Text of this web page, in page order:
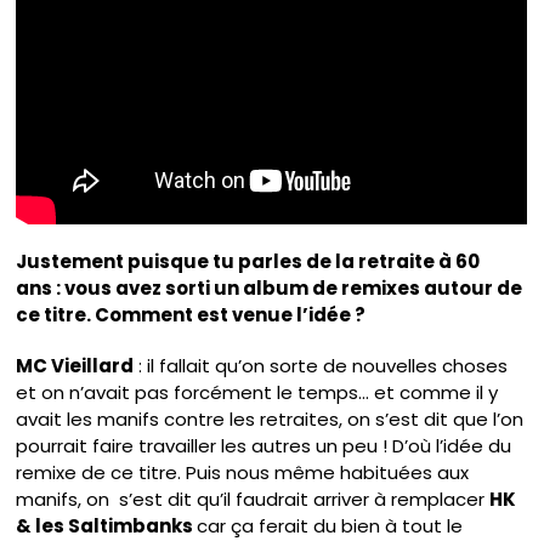
Justement puisque tu parles de la retraite à 60
ans : vous avez sorti un album de remixes autour de
ce titre. Comment est venue l’idée ?
MC Vieillard : il fallait qu’on sorte de nouvelles choses
et on n’avait pas forcément le temps… et comme il y
avait les manifs contre les retraites, on s’est dit que l’on
pourrait faire travailler les autres un peu ! D’où l’idée du
remixe de ce titre. Puis nous même habituées aux
manifs, on s’est dit qu’il faudrait arriver à remplacer HK
& les Saltimbankscar ça ferait du bien à tout le